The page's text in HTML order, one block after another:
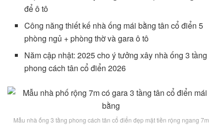
để ô tô
Công năng thiết kế nhà ống mái bằng tân cổ điển 5
phòng ngủ + phòng thờ và gara ô tô
Năm cập nhật: 2025 cho ý tưởng xây nhà ống 3 tầng
phong cách tân cổ điển 2026
Mẫu nhà ống 3 tầng phong cách tân cổ điển đẹp mặt tiền rộng ngang 7m